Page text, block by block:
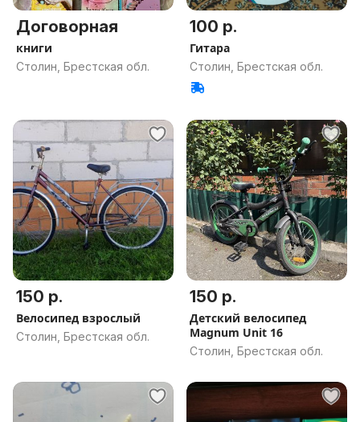
Договорная
книги
Столин, Брестская обл.
100 р.
Гитара
Столин, Брестская обл.
150 р.
Велосипед взрослый
Столин, Брестская обл.
150 р.
Детский велосипед
Magnum Unit 16
Столин, Брестская обл.